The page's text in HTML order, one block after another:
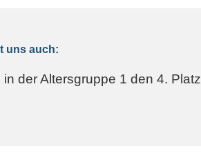
uns auch:
der Altersgruppe 1 den 4. Platz